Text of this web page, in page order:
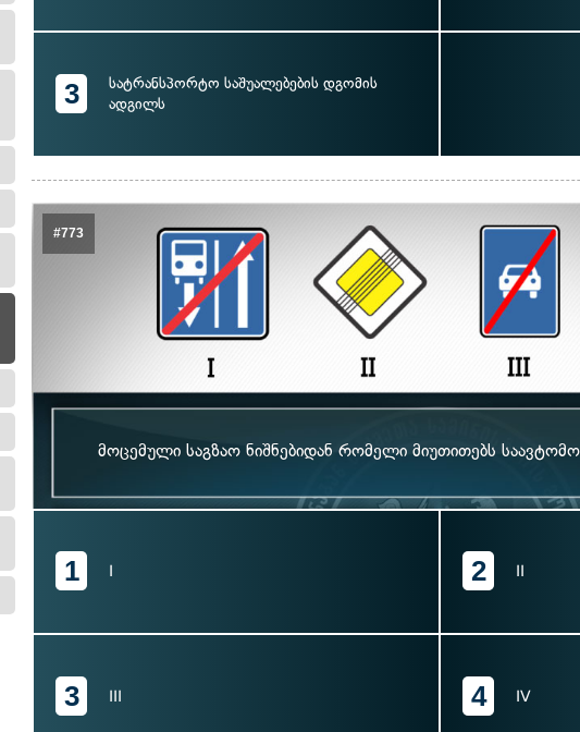
3
სატრანსპორტო საშუალებების დგომის
ადგილს
#773
მოცემული საგზაო ნიშნებიდან რომელი მიუთითებს
1 I 2 II
3 III 4 IV